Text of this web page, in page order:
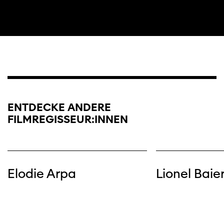
ENTDECKE ANDERE
FILMREGISSEUR:INNEN
Elodie Arpa Lionel